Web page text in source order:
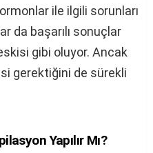
ile ilgili sorunları
da başarılı sonuçlar
gibi oluyor. Ancak
gerektiğini de sürekli
Yapılır Mı?